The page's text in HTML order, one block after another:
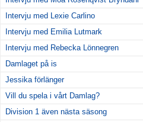
Intervju med Lexie Carlino
Intervju med Emilia Lutmark
Intervju med Rebecka Lönnegren
Damlaget på is
Jessika förlänger
Vill du spela i vårt Damlag?
Division 1 även nästa säsong